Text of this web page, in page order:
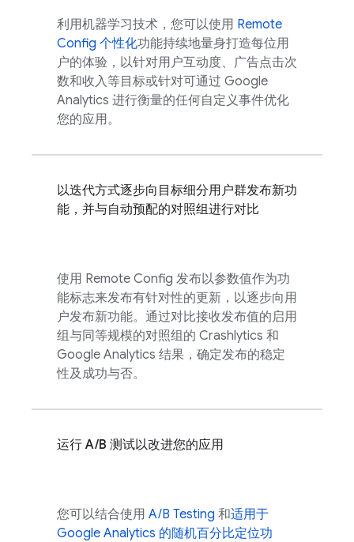
利用机器学习技术，您可以使用 Remote
Config 个性化功能持续地量身打造每位用
户的体验，以针对用户互动度、广告点击次
数和收入等目标或针对可通过 Google
Analytics 进行衡量的任何自定义事件优化
您的应用。
以迭代方式逐步向目标细分用户群发布新功
能，并与自动预配的对照组进行对比
使用 Remote Config 发布以参数值作为功
能标志来发布有针对性的更新，以逐步向用
户发布新功能。通过对比接收发布值的启用
组与同等规模的对照组的 Crashlytics 和
Google Analytics 结果，确定发布的稳定
性及成功与否。
运行 A/B 测试以改进您的应用
您可以结合使用 A/B Testing 和适用于
Google Analytics 的随机百分比定位功